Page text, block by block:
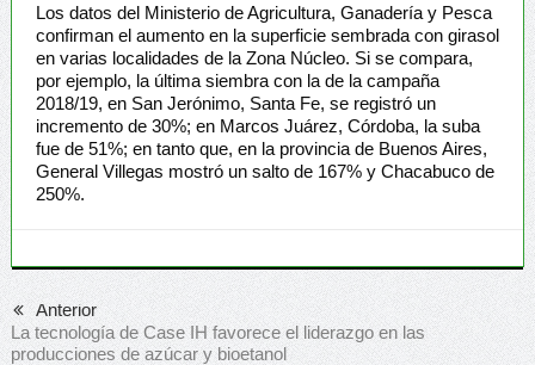
Los datos del Ministerio de Agricultura, Ganadería y Pesca
confirman el aumento en la superficie sembrada con girasol
en varias localidades de la Zona Núcleo. Si se compara,
por ejemplo, la última siembra con la de la campaña
2018/19, en San Jerónimo, Santa Fe, se registró un
incremento de 30%; en Marcos Juárez, Córdoba, la suba
fue de 51%; en tanto que, en la provincia de Buenos Aires,
General Villegas mostró un salto de 167% y Chacabuco de
250%.
Anterior
La tecnología de Case IH favorece el liderazgo en las
producciones de azúcar y bioetanol